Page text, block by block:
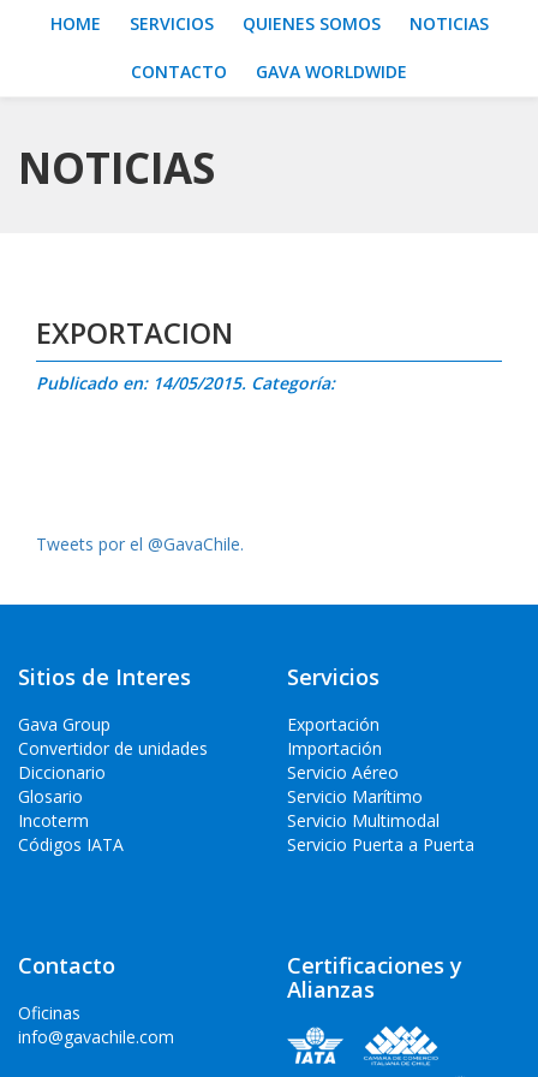
HOME SERVICIOS QUIENES SOMOS NOTICIAS
CONTACTO GAVA WORLDWIDE
NOTICIAS
EXPORTACION
Publicado en: 14/05/2015. Categoría:
Tweets por el @GavaChile.
Sitios de Interes
Gava Group
Convertidor de unidades
Diccionario
Glosario
Incoterm
Códigos IATA
Servicios
Exportación
Importación
Servicio Aéreo
Servicio Marítimo
Servicio Multimodal
Servicio Puerta a Puerta
Contacto
Oficinas
info@gavachile.com
Certificaciones y
Alianzas